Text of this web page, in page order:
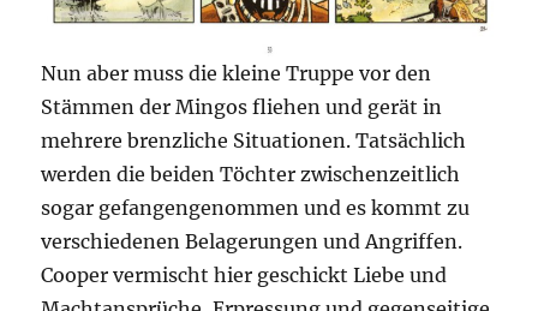
Nun aber muss die kleine Truppe vor den
Stämmen der Mingos fliehen und gerät in
mehrere brenzliche Situationen. Tatsächlich
werden die beiden Töchter zwischenzeitlich
sogar gefangengenommen und es kommt zu
verschiedenen Belagerungen und Angriffen.
Cooper vermischt hier geschickt Liebe und